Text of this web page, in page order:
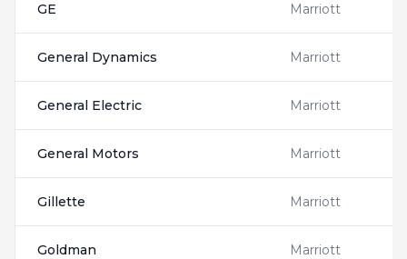
GE Marriott
General Dynamics Marriott
General Electric Marriott
General Motors Marriott
Gillette Marriott
Goldman Marriott